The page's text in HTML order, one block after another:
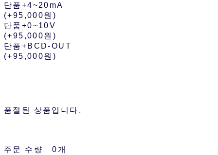
단품+4~20mA
(+95,000원)
단품+0~10V
(+95,000원)
단품+BCD-OUT
(+95,000원)
품절된 상품입니다.
주문 수량
0개